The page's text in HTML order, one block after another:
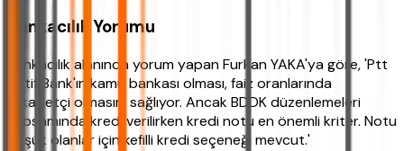
Bankacılık Yorumu
Bankacılık alanında yorum yapan Furkan YAKA'ya göre, 'Ptt
Aktif Bank'ın kamu bankası olması, faiz oranlarında
rekabetçi olmasını sağlıyor. Ancak BDDK düzenlemeleri
kapsamında kredi verilirken kredi notu en önemli kriter. Notu
düşük olanlar için kefilli kredi seçeneği mevcut.'